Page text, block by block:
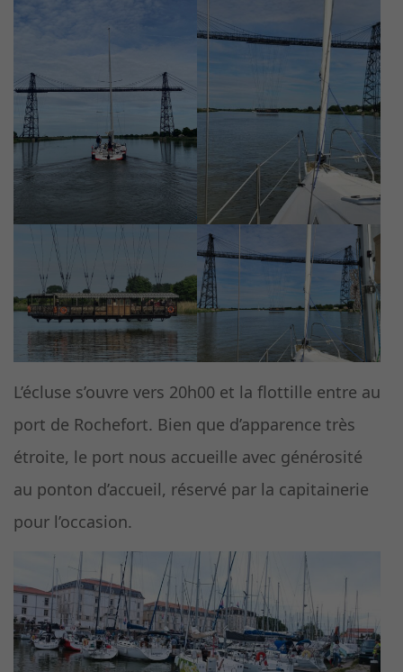
L’écluse s’ouvre vers 20h00 et la flottille entre au
port de Rochefort. Bien que d’apparence très
étroite, le port nous accueille avec générosité
au ponton d’accueil, réservé par la capitainerie
pour l’occasion.